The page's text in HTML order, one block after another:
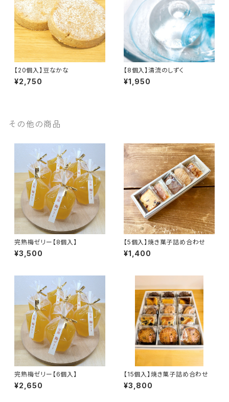
【20個入】豆なかな
¥2,750
【8個入】清流のしずく
¥1,950
その他の商品
完熟梅ゼリー【8個入】
¥3,500
【5個入】焼き菓子詰め合わせ
¥1,400
完熟梅ゼリー【6個入】
¥2,650
【15個入】焼き菓子詰め合わせ
¥3,800